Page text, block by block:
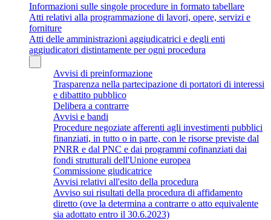
Informazioni sulle singole procedure in formato tabellare
Atti relativi alla programmazione di lavori, opere, servizi e
forniture
Atti delle amministrazioni aggiudicatrici e degli enti
aggiudicatori distintamente per ogni procedura
Avvisi di preinformazione
Trasparenza nella partecipazione di portatori di interessi
e dibattito pubblico
Delibera a contrarre
Avvisi e bandi
Procedure negoziate afferenti agli investimenti pubblici
finanziati, in tutto o in parte, con le risorse previste dal
PNRR e dal PNC e dai programmi cofinanziati dai
fondi strutturali dell'Unione europea
Commissione giudicatrice
Avvisi relativi all'esito della procedura
Avviso sui risultati della procedura di affidamento
diretto (ove la determina a contrarre o atto equivalente
sia adottato entro il 30.6.2023)